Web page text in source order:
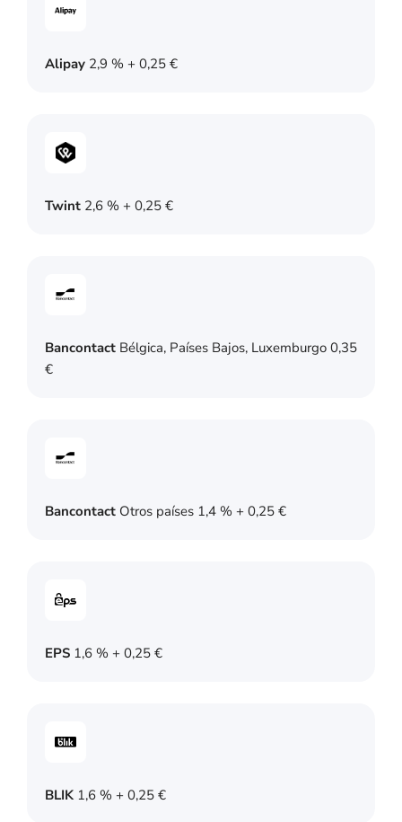
Alipay 2,9 % + 0,25 €
Twint 2,6 % + 0,25 €
Bancontact Bélgica, Países Bajos, Luxemburgo 0,35
€
Bancontact Otros países 1,4 % + 0,25 €
EPS 1,6 % + 0,25 €
BLIK 1,6 % + 0,25 €